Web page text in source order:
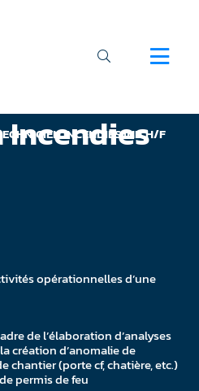
INCENDIES INB H/F
Incendies
opérationnelles d’une
de l’élaboration d’analyses
création d’anomalie de
chantier (porte cf, chatière, etc.)
permis de feu